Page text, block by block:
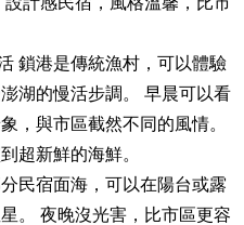
鎖港是傳統漁村，可以體驗
湖的慢活步調。 早晨可以看
，與市區截然不同的風情。
超新鮮的海鮮。
民宿面海，可以在陽台或露
。 夜晚沒光害，比市區更容